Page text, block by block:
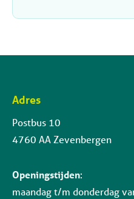
Contactinformatie
Adres
Postbus 10
4760 AA Zevenbergen
Openingstijden:
maandag t/m donderdag